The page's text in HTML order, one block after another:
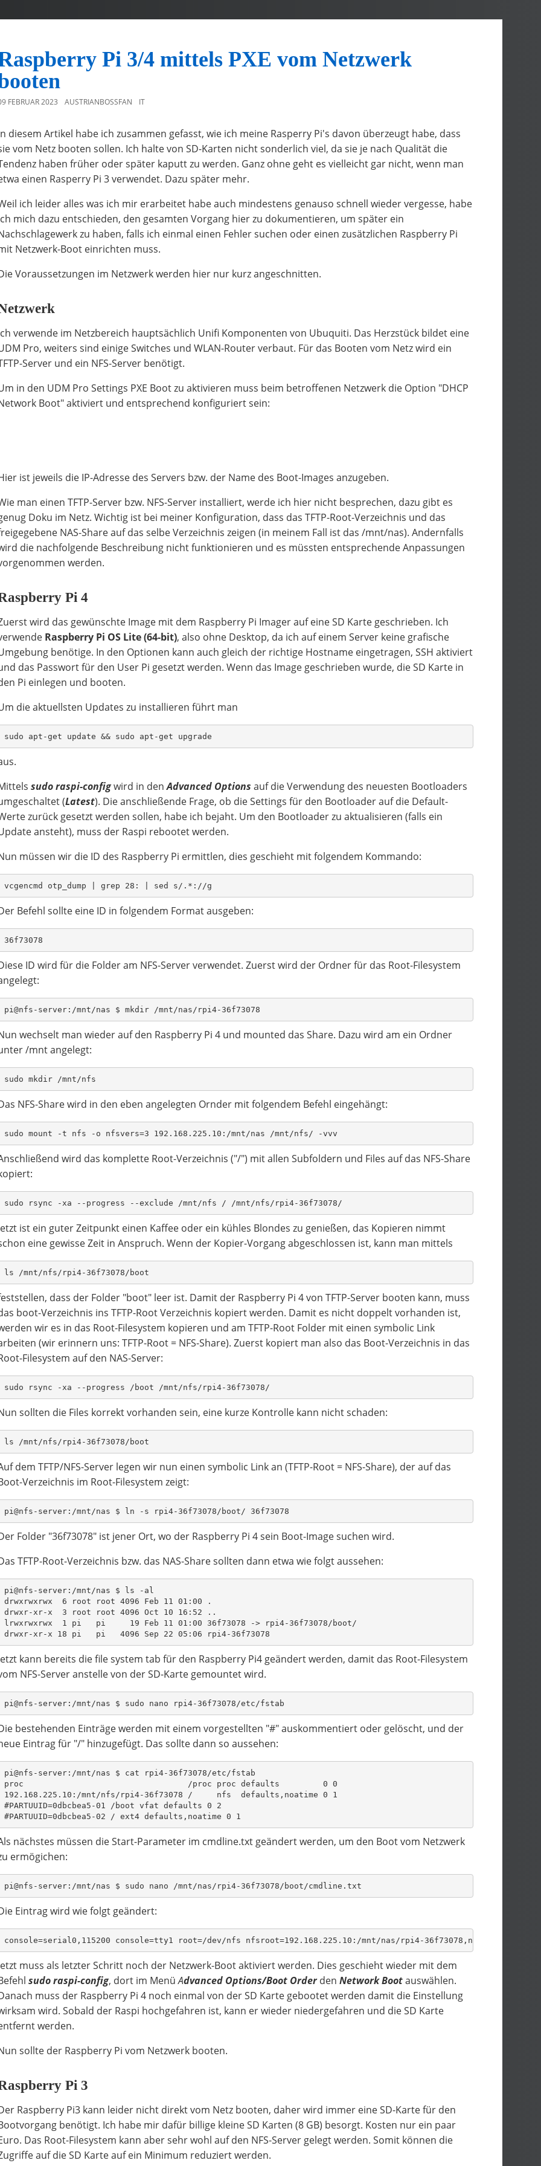
Pi 3/4 mittels PXE vom Netzwerk
FEBRUAR 2023 AUSTRIANBOSSFAN IT
diesem Artikel habe ich zusammen gefasst, wie ich meine Rasperry Pi's davon überzeugt habe, dass
vom Netz booten sollen. Ich halte von SD-Karten nicht sonderlich viel, da sie je nach Qualität die
haben früher oder später kaputt zu werden. Ganz ohne geht es vielleicht gar nicht, wenn man
einen Rasperry Pi 3 verwendet. Dazu später mehr.
ich leider alles was ich mir erarbeitet habe auch mindestens genauso schnell wieder vergesse, habe
mich dazu entschieden, den gesamten Vorgang hier zu dokumentieren, um später ein
zu haben, falls ich einmal einen Fehler suchen oder einen zusätzlichen Raspberry Pi
Netzwerk-Boot einrichten muss.
Voraussetzungen im Netzwerk werden hier nur kurz angeschnitten.
verwende im Netzbereich hauptsächlich Unifi Komponenten von Ubuquiti. Das Herzstück bildet eine
Pro, weiters sind einige Switches und WLAN-Router verbaut. Für das Booten vom Netz wird ein
Server und ein NFS-Server benötigt.
in den UDM Pro Settings PXE Boot zu aktivieren muss beim betroffenen Netzwerk die Option "DHCP
Boot" aktiviert und entsprechend konfiguriert sein:
ist jeweils die IP-Adresse des Servers bzw. der Name des Boot-Images anzugeben.
man einen TFTP-Server bzw. NFS-Server installiert, werde ich hier nicht besprechen, dazu gibt es
Doku im Netz. Wichtig ist bei meiner Konfiguration, dass das TFTP-Root-Verzeichnis und das
NAS-Share auf das selbe Verzeichnis zeigen (in meinem Fall ist das /mnt/nas). Andernfalls
die nachfolgende Beschreibung nicht funktionieren und es müssten entsprechende Anpassungen
werden.
Pi 4
wird das gewünschte Image mit dem Raspberry Pi Imager auf eine SD Karte geschrieben. Ich
Raspberry Pi OS Lite (64-bit), also ohne Desktop, da ich auf einem Server keine grafische
benötige. In den Optionen kann auch gleich der richtige Hostname eingetragen, SSH aktiviert
das Passwort für den User Pi gesetzt werden. Wenn das Image geschrieben wurde, die SD Karte in
Pi einlegen und booten.
die aktuellsten Updates zu installieren führt man
sudo apt-get update && sudo apt-get upgrade
sudoraspi-configwird in denAdvanced Options auf die Verwendung des neuesten Bootloaders
(Latest). Die anschließende Frage, ob die Settings für den Bootloader auf die Default-
zurück gesetzt werden sollen, habe ich bejaht. Um den Bootloader zu aktualisieren (falls ein
ansteht), muss der Raspi rebootet werden.
müssen wir die ID des Raspberry Pi ermittlen, dies geschieht mit folgendem Kommando:
vcgencmd otp_dump | grep 28: | sed s/.*://g
Befehl sollte eine ID in folgendem Format ausgeben:
36f73078
ID wird für die Folder am NFS-Server verwendet. Zuerst wird der Ordner für das Root-Filesystem
pi@nfs-server:/mnt/nas $ mkdir /mnt/nas/rpi4-36f73078
wechselt man wieder auf den Raspberry Pi 4 und mounted das Share. Dazu wird am ein Ordner
/mnt angelegt:
sudo mkdir /mnt/nfs
NFS-Share wird in den eben angelegten Ornder mit folgendem Befehl eingehängt:
sudo mount -t nfs -o nfsvers=3 192.168.225.10:/mnt/nas /mnt/nfs/ -vvv
wird das komplette Root-Verzeichnis ("/") mit allen Subfoldern und Files auf das NFS-Share
sudo rsync -xa --progress --exclude /mnt/nfs / /mnt/nfs/rpi4-36f73078/
ist ein guter Zeitpunkt einen Kaffee oder ein kühles Blondes zu genießen, das Kopieren nimmt
eine gewisse Zeit in Anspruch. Wenn der Kopier-Vorgang abgeschlossen ist, kann man mittels
ls /mnt/nfs/rpi4-36f73078/boot
dass der Folder "boot" leer ist. Damit der Raspberry Pi 4 von TFTP-Server booten kann, muss
boot-Verzeichnis ins TFTP-Root Verzeichnis kopiert werden. Damit es nicht doppelt vorhanden ist,
wir es in das Root-Filesystem kopieren und am TFTP-Root Folder mit einen symbolic Link
(wir erinnern uns: TFTP-Root = NFS-Share). Zuerst kopiert man also das Boot-Verzeichnis in das
Filesystem auf den NAS-Server:
sudo rsync -xa --progress /boot /mnt/nfs/rpi4-36f73078/
sollten die Files korrekt vorhanden sein, eine kurze Kontrolle kann nicht schaden:
ls /mnt/nfs/rpi4-36f73078/boot
dem TFTP/NFS-Server legen wir nun einen symbolic Link an (TFTP-Root = NFS-Share), der auf das
Verzeichnis im Root-Filesystem zeigt:
pi@nfs-server:/mnt/nas $ ln -s rpi4-36f73078/boot/ 36f73078
Folder "36f73078" ist jener Ort, wo der Raspberry Pi 4 sein Boot-Image suchen wird.
TFTP-Root-Verzeichnis bzw. das NAS-Share sollten dann etwa wie folgt aussehen:
pi@nfs-server:/mnt/nas $ ls -al
drwxrwxrwx  6 root root 4096 Feb 11 01:00 .
drwxr-xr-x  3 root root 4096 Oct 10 16:52 ..
lrwxrwxrwx  1 pi   pi     19 Feb 11 01:00 36f73078 -> rpi4-36f73078/boot/
drwxr-xr-x 18 pi   pi   4096 Sep 22 05:06 rpi4-36f73078
kann bereits die file system tab für den Raspberry Pi4 geändert werden, damit das Root-Filesystem
NFS-Server anstelle von der SD-Karte gemountet wird.
pi@nfs-server:/mnt/nas $ sudo nano rpi4-36f73078/etc/fstab
bestehenden Einträge werden mit einem vorgestellten "#" auskommentiert oder gelöscht, und der
Eintrag für "/" hinzugefügt. Das sollte dann so aussehen:
pi@nfs-server:/mnt/nas $ cat rpi4-36f73078/etc/fstab
proc                                  /proc proc defaults         0 0
192.168.225.10:/mnt/nfs/rpi4-36f73078 /     nfs  defaults,noatime 0 1
#PARTUUID=0dbcbea5-01 /boot vfat defaults 0 2
#PARTUUID=0dbcbea5-02 / ext4 defaults,noatime 0 1
nächstes müssen die Start-Parameter im cmdline.txt geändert werden, um den Boot vom Netzwerk
ermögichen:
pi@nfs-server:/mnt/nas $ sudo nano /mnt/nas/rpi4-36f73078/boot/cmdline.txt
Eintrag wird wie folgt geändert:
console=serial0,115200 console=tty1 root=/dev/nfs nfsroot=192.168.225.10:/mnt/nas/rpi4-36f73078,nfsvers=3 rw
muss als letzter Schritt noch der Netzwerk-Boot aktiviert werden. Dies geschieht wieder mit dem
sudoraspi-config, dort im MenüAdvanced Options/Boot Orderden Network Bootauswählen.
muss der Raspberry Pi 4 noch einmal von der SD Karte gebootet werden damit die Einstellung
wird. Sobald der Raspi hochgefahren ist, kann er wieder niedergefahren und die SD Karte
werden.
sollte der Raspberry Pi vom Netzwerk booten.
Pi 3
Raspberry Pi3 kann leider nicht direkt vom Netz booten, daher wird immer eine SD-Karte für den
benötigt. Ich habe mir dafür billige kleine SD Karten (8 GB) besorgt. Kosten nur ein paar
Das Root-Filesystem kann aber sehr wohl auf den NFS-Server gelegt werden. Somit können die
auf die SD Karte auf ein Minimum reduziert werden.